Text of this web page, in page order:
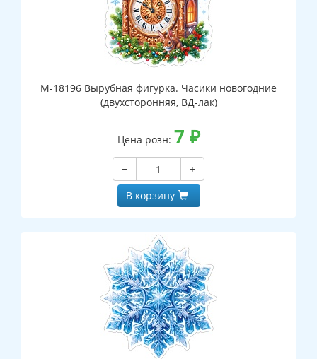
М-18196 Вырубная фигурка. Часики новогодние
(двухсторонняя, ВД-лак)
Цена розн: 7 ₽
−
+
В корзину